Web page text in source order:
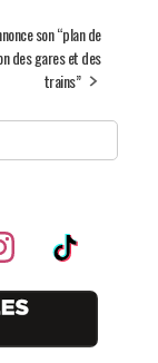
son “plan de
des gares et des
trains”